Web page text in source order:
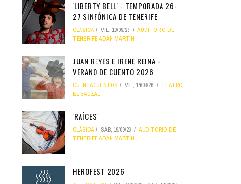
'LIBERTY BELL' - TEMPORADA 26-
27 SINFÓNICA DE TENERIFE
CLÁSICA VIE, 18/09/26
AUDITORIO DE
TENERIFE ADÁN MARTÍN
JUAN REYES E IRENE REINA -
VERANO DE CUENTO 2026
CUENTACUENTOS VIE, 14/08/26
TEATRO
EL SAUZAL
'RAÍCES'
CLÁSICA SÁB, 19/09/26
AUDITORIO DE
TENERIFE ADÁN MARTÍN
HEROFEST 2026